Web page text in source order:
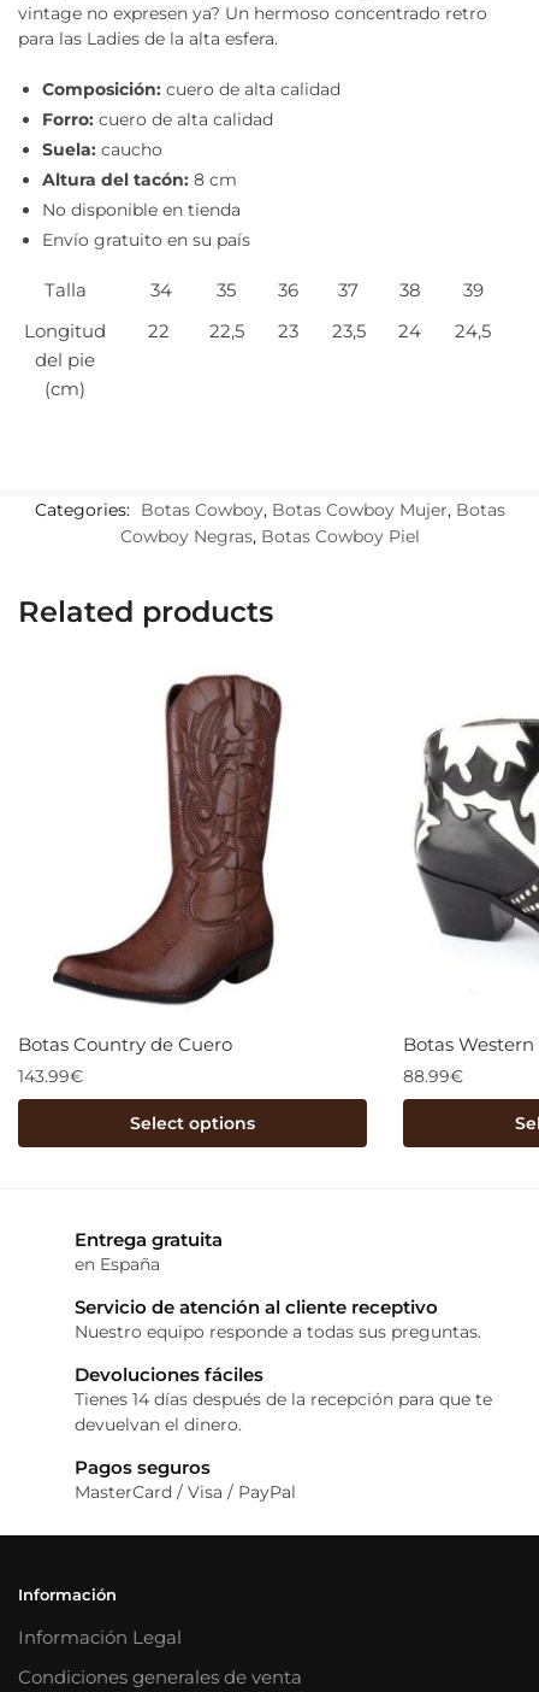
vintage no expresen ya? Un hermoso concentrado retro
para las Ladies de la alta esfera.
Composición: cuero de alta calidad
Forro: cuero de alta calidad
Suela: caucho
Altura del tacón: 8 cm
No disponible en tienda
Envío gratuito en su país
Talla 34 35 36 37 38
39
Longitud
del pie
(cm)
22 22,5 23 23,5 24 24,5
Categories: Botas Cowboy, Botas Cowboy Mujer, Botas
Cowboy Negras, Botas Cowboy Piel
Related products
Botas Country de Cuero
143.99€
Select options
Botas
88.99€
Entrega gratuita
en España
Servicio de atención al cliente receptivo
Nuestro equipo responde a todas sus preguntas.
Devoluciones fáciles
Tienes 14 días después de la recepción para que te
devuelvan el dinero.
Pagos seguros
MasterCard / Visa / PayPal
Información
Información Legal
Condiciones generales de venta